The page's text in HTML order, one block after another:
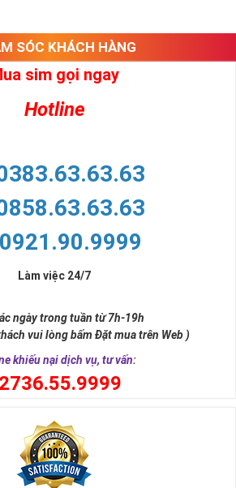
con số trong sim.
2
tiến hơn.
giục chúng ta lựa chọn, dựa vào những
những quyết định quan trọng.
SÓC KHÁCH HÀNG
sim gọi ngay
Hotline
0921.90.9999
Làm việc 24/7
ngày trong tuần từ 7h-19h
vui lòng bấm Đặt mua trên Web )
khiếu nại dịch vụ, tư vấn:
2736.55.9999